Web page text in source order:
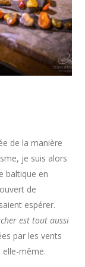
de la manière
je suis alors
baltique en
de
espérer.
est tout aussi
par les vents
elle-même.